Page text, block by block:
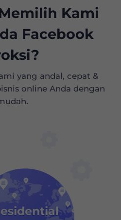
Kami
Facebook
yang andal, cepat &
online Anda dengan